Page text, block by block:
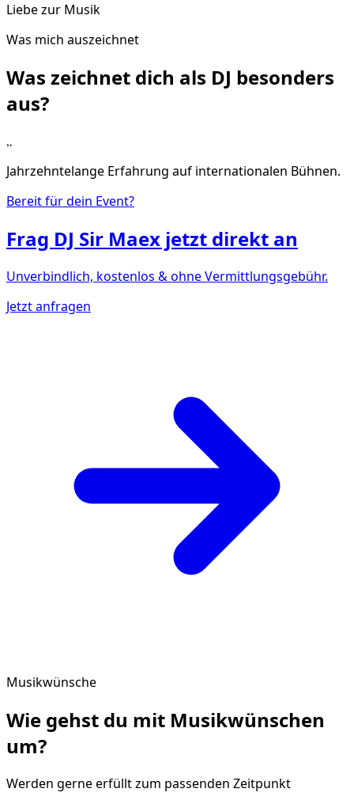
Liebe zur Musik
Was mich auszeichnet
Was zeichnet dich als DJ besonders
aus?
„
Jahrzehntelange Erfahrung auf internationalen Bühnen.
Bereit für dein Event?
Frag DJ Sir Maex jetzt direkt an
Unverbindlich, kostenlos & ohne Vermittlungsgebühr.
Jetzt anfragen
Musikwünsche
Wie gehst du mit Musikwünschen
um?
Werden gerne erfüllt zum passenden Zeitpunkt